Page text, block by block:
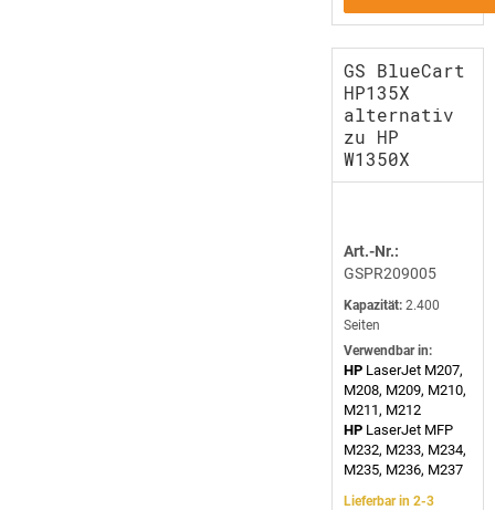
GS BlueCart
HP135X
alternativ
zu HP
W1350X
Art.-Nr.:
GSPR209005
Kapazität: 2.400
Seiten
Verwendbar in:
HP LaserJet M207,
M208, M209, M210,
M211, M212
HP LaserJet MFP
M232, M233, M234,
M235, M236, M237
Lieferbar in 2-3